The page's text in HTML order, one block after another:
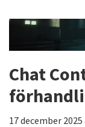
Chat
17 december 2025